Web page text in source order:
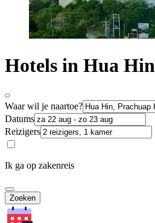
Hotels in Hua Hin
Waar wil je naartoe?
Datums
Reizigers
Ik ga op zakenreis
Zoeken